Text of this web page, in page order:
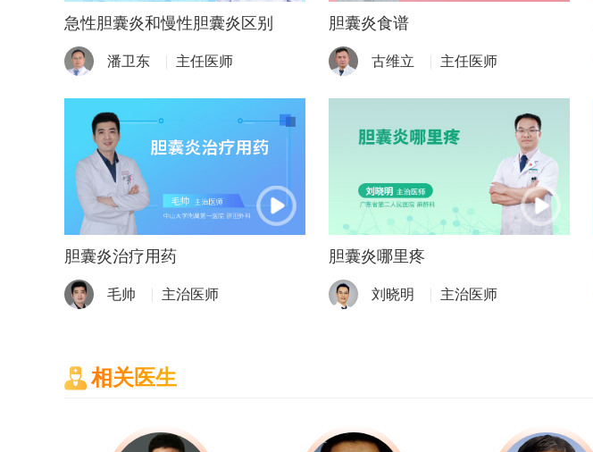
急性胆囊炎和慢性胆囊炎区别
潘卫东 主任医师
胆囊炎食谱
古维立 主任医师
胆囊炎治疗用药
毛帅 主治医师
胆囊炎哪里疼
刘晓明 主治医师
相关医生